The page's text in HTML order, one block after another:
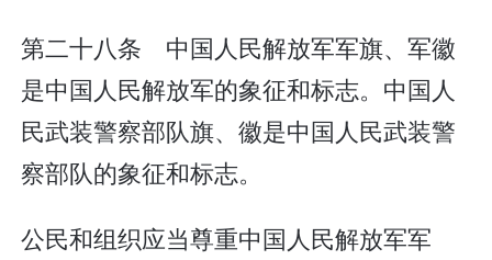
第二十八条 中国人民解放军军旗、军徽
是中国人民解放军的象征和标志。中国人
民武装警察部队旗、徽是中国人民武装警
察部队的象征和标志。
公民和组织应当尊重中国人民解放军军